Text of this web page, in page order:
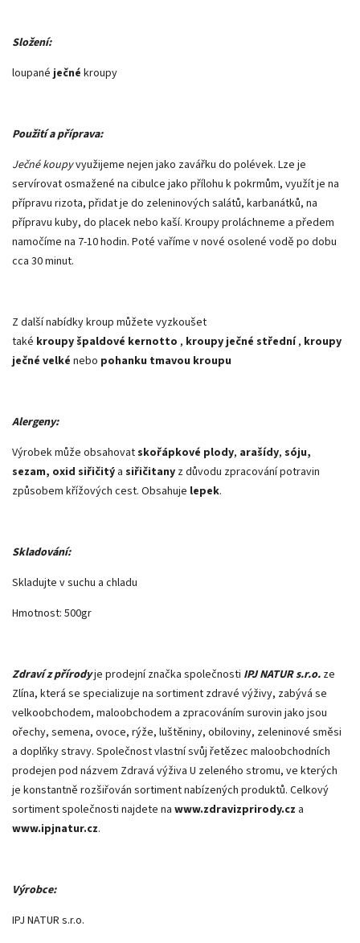
Složení:
loupané ječné kroupy
Použití a příprava:
Ječné koupyvyužijeme nejen jako zavářku do polévek. Lze je
servírovat osmažené na cibulce jako přílohu k pokrmům, využít je na
přípravu rizota, přidat je do zeleninových salátů, karbanátků, na
přípravu kuby, do placek nebo kaší. Kroupy proláchneme a předem
namočíme na 7-10 hodin. Poté vaříme v nové osolené vodě po dobu
cca 30 minut.
Z další nabídky kroup můžete vyzkoušet
také kroupy špaldové kernotto , kroupy ječné střední, kroupy
ječné velké nebo pohanku tmavou kroupu
Alergeny:
Výrobek může obsahovatskořápkové plody, arašídy, sóju,
sezam, oxid siřičitý a siřičitany z důvodu zpracování potravin
způsobem křížových cest. Obsahuje lepek.
Skladování:
Skladujte v suchu a chladu
Hmotnost: 500gr
Zdraví z přírodyje prodejní značka společnosti IPJ NATUR s.r.o. ze
Zlína, která se specializuje na sortiment zdravé výživy, zabývá se
velkoobchodem, maloobchodem a zpracováním surovin jako jsou
ořechy, semena, ovoce, rýže, luštěniny, obiloviny, zeleninové směsi
a doplňky stravy. Společnost vlastní svůj řetězec maloobchodních
prodejen pod názvem Zdravá výživa U zeleného stromu, ve kterých
je konstantně rozšiřován sortiment nabízených produktů. Celkový
sortiment společnosti najdete na www.zdravizprirody.cz a
www.ipjnatur.cz.
Výrobce:
IPJ NATUR s.r.o.